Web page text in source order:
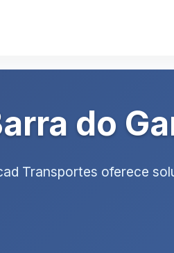
do
Transportes oferece